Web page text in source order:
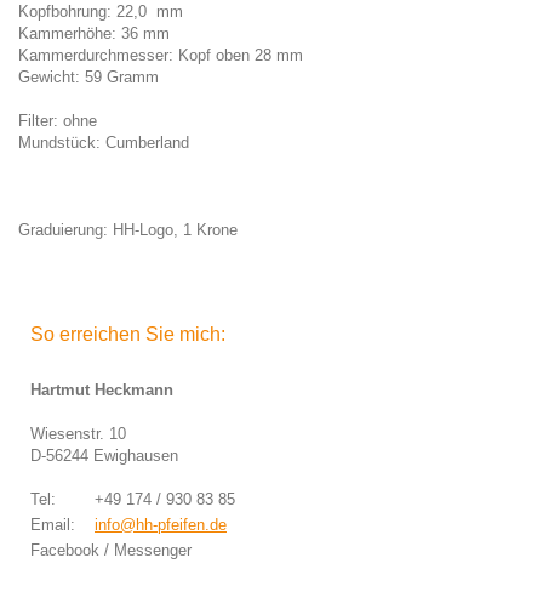
Kopfbohrung: 22,0 mm
Kammerhöhe: 36 mm
Kammerdurchmesser: Kopf oben 28 mm
Gewicht: 59 Gramm
Filter: ohne
Mundstück: Cumberland
Graduierung: HH-Logo, 1 Krone
So erreichen Sie mich:
Hartmut Heckmann
Wiesenstr. 10
D-56244 Ewighausen
Tel: +49 174 / 930 83 85
Email: info@hh-pfeifen.de
Facebook / Messenger